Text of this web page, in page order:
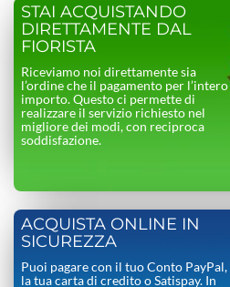
STAI ACQUISTANDO
DIRETTAMENTE DAL
FIORISTA
Riceviamo noi direttamente sia
l’ordine che il pagamento per l’intero
importo. Questo ci permette di
realizzare il servizio richiesto nel
migliore dei modi, con reciproca
soddisfazione.
ACQUISTA ONLINE IN
SICUREZZA
Puoi pagare con il tuo Conto PayPal,
la tua carta di credito o Satispay. In